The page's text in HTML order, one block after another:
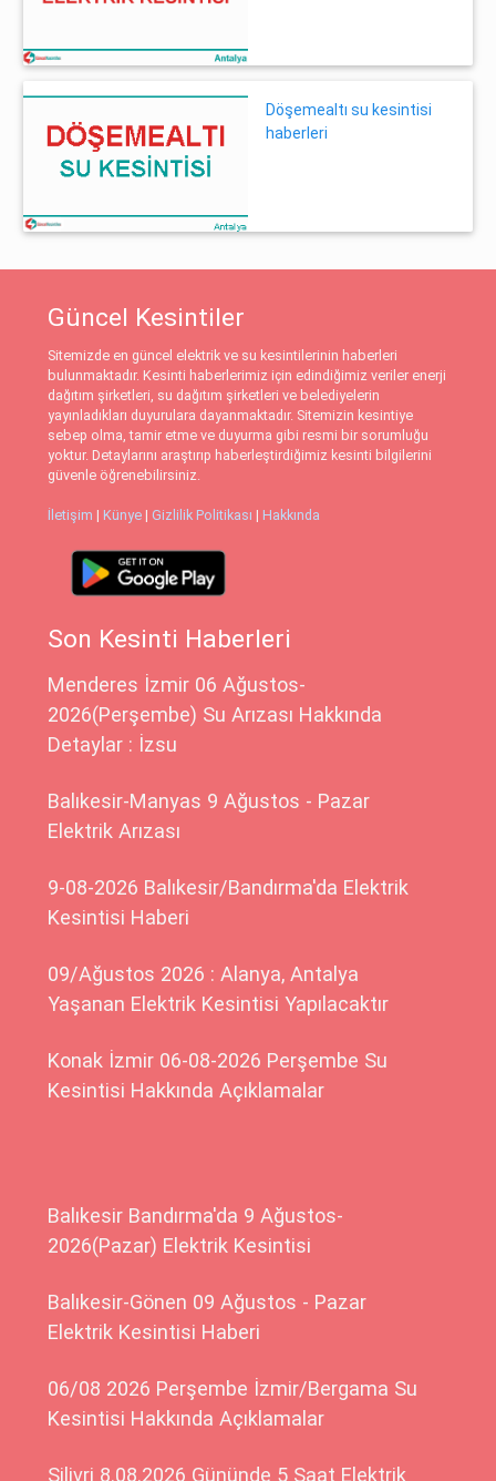
Döşemealtı su kesintisi
haberleri
Güncel Kesintiler
Sitemizde en güncel elektrik ve su kesintilerinin haberleri
bulunmaktadır. Kesinti haberlerimiz için edindiğimiz veriler enerji
dağıtım şirketleri, su dağıtım şirketleri ve belediyelerin
yayınladıkları duyurulara dayanmaktadır. Sitemizin kesintiye
sebep olma, tamir etme ve duyurma gibi resmi bir sorumluğu
yoktur. Detaylarını araştırıp haberleştirdiğimiz kesinti bilgilerini
güvenle öğrenebilirsiniz.
İletişim | Künye | Gizlilik Politikası | Hakkında
Son Kesinti Haberleri
Menderes İzmir 06 Ağustos-
2026(Perşembe) Su Arızası Hakkında
Detaylar : İzsu
Balıkesir-Manyas 9 Ağustos - Pazar
Elektrik Arızası
9-08-2026 Balıkesir/Bandırma'da Elektrik
Kesintisi Haberi
09/Ağustos 2026 : Alanya, Antalya
Yaşanan Elektrik Kesintisi Yapılacaktır
Konak İzmir 06-08-2026 Perşembe Su
Kesintisi Hakkında Açıklamalar
Balıkesir Bandırma'da 9 Ağustos-
2026(Pazar) Elektrik Kesintisi
Balıkesir-Gönen 09 Ağustos - Pazar
Elektrik Kesintisi Haberi
06/08 2026 Perşembe İzmir/Bergama Su
Kesintisi Hakkında Açıklamalar
Silivri 8.08.2026 Gününde 5 Saat Elektrik